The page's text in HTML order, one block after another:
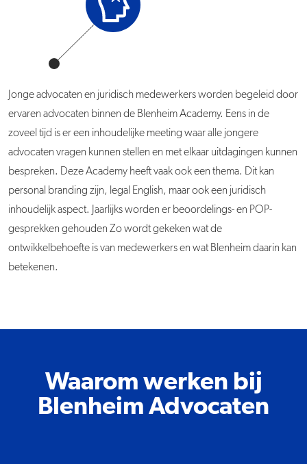
Jonge advocaten en juridisch medewerkers worden begeleid door
ervaren advocaten binnen de Blenheim Academy. Eens in de
zoveel tijd is er een inhoudelijke meeting waar alle jongere
advocaten vragen kunnen stellen en met elkaar uitdagingen kunnen
bespreken. Deze Academy heeft vaak ook een thema. Dit kan
personal branding zijn, legal English, maar ook een juridisch
inhoudelijk aspect. Jaarlijks worden er beoordelings- en POP-
gesprekken gehouden Zo wordt gekeken wat de
ontwikkelbehoefte is van medewerkers en wat Blenheim daarin kan
betekenen.
Waarom werken bij
Blenheim Advocaten